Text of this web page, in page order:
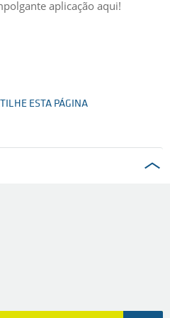
aplicação aqui!
ESTA PÁGINA